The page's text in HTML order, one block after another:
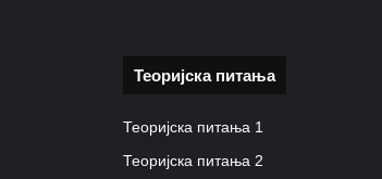
Теоријска питања
Теоријска питања 1
Теоријска питања 2